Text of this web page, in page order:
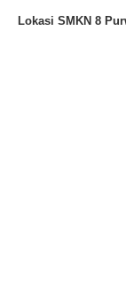
Lokasi SMKN 8